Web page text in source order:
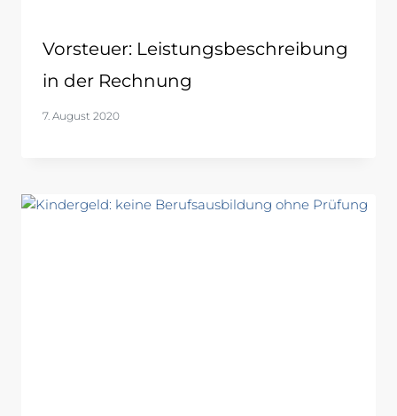
Vorsteuer: Leistungsbeschreibung
in der Rechnung
7. August 2020